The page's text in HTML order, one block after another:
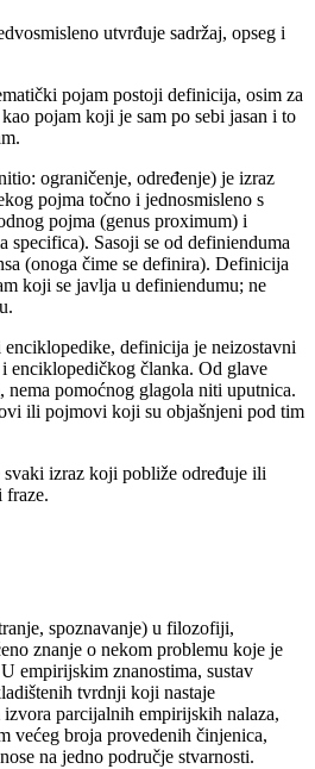
utvrđuje sadržaj, opseg i
pojam postoji definicija, osim za
pojam koji je sam po sebi jasan i to
ograničenje, određenje) je izraz
pojma točno i jednosmisleno s
pojma (genus proximum) i
specifica). Sasoji se od definienduma
(onoga čime se definira). Definicija
koji se javlja u definiendumu; ne
definicija je neizostavni
enciklopedičkog članka. Od glave
nema pomoćnog glagola niti uputnica.
ili pojmovi koji su objašnjeni pod tim
izraz koji pobliže određuje ili
fraze.
spoznavanje) u filozofiji,
znanje o nekom problemu koje je
empirijskim znanostima, sustav
tvrdnji koji nastaje
parcijalnih empirijskih nalaza,
većeg broja provedenih činjenica,
na jedno područje stvarnosti.